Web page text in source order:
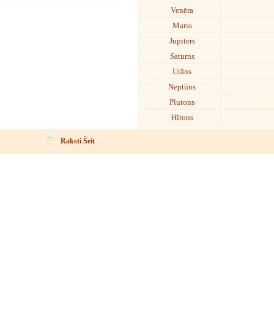
Venēra
Marss
Jupiters
Saturns
Urāns
Neptūns
Plutons
Hīrons
Raksti Šeit